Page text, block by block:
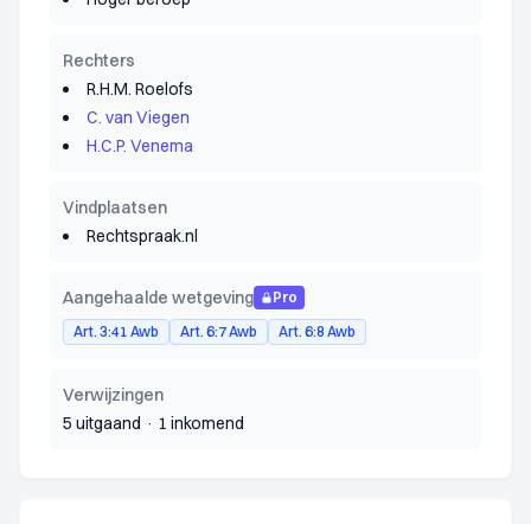
Rechters
R.H.M. Roelofs
C. van Viegen
H.C.P. Venema
Vindplaatsen
Rechtspraak.nl
Aangehaalde wetgeving
Pro
Art. 3:41 Awb
Art. 6:7 Awb Art. 6:8 Awb
Verwijzingen
5 uitgaand · 1 inkomend